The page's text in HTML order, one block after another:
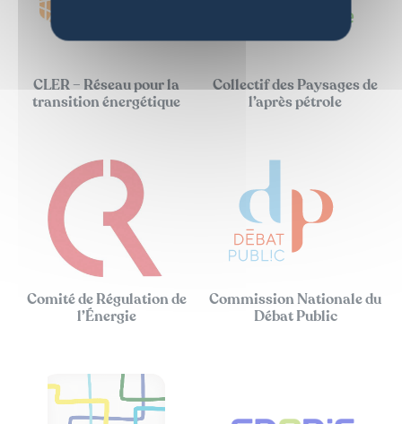
CLER – Réseau pour la
transition énergétique
Collectif des Paysages de
l’après pétrole
Comité de Régulation de
l’Énergie
Commission Nationale du
Débat Public